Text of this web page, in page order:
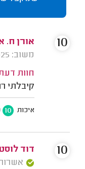
אורן ח.
משוב: 17/09/2025
חוות
קיבלתי
איכות 10
10
דוד
אשרור: 07/09/
10